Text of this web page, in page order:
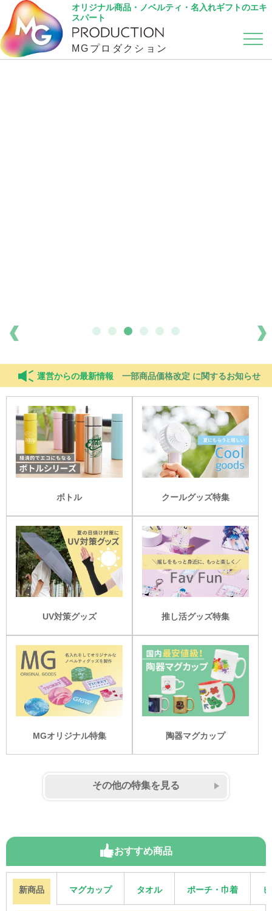
オリジナル商品・ノベルティ・名入れギフトのエキ
スパート
MGプロダクション
運営からの最新情報 一部商品価格改定 に関するお知らせ
ボトル クールグッズ特集
UV対策グッズ 推し活グッズ特集
MGオリジナル特集 陶器マグカップ
その他の特集を見る
おすすめ商品
新商品 マグカップ タオル ポーチ・巾着